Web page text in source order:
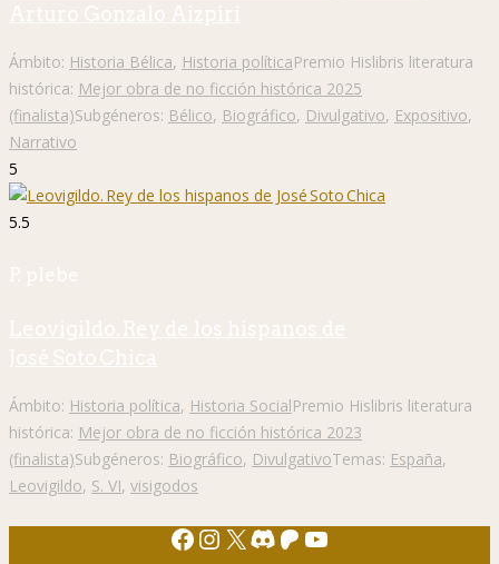
Arturo Gonzalo Aizpiri
Ámbito: Historia Bélica, Historia políticaPremio Hislibris literatura
histórica: Mejor obra de no ficción histórica 2025
(finalista)Subgéneros: Bélico, Biográfico, Divulgativo, Expositivo,
Narrativo
5
5.5
P. plebe
Leovigildo. Rey de los hispanos de
José Soto Chica
Ámbito: Historia política, Historia SocialPremio Hislibris literatura
histórica: Mejor obra de no ficción histórica 2023
(finalista)Subgéneros: Biográfico, DivulgativoTemas: España,
Leovigildo, S. VI, visigodos
Facebook
Instagram
X Discord
Patreon
YouTube